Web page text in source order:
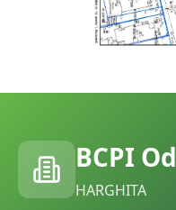
BCPI
HARGHITA